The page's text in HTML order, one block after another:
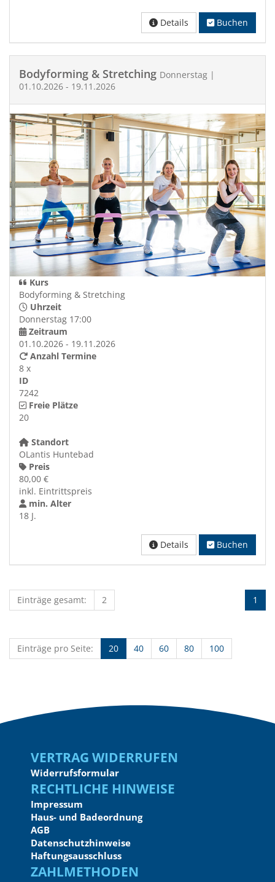
Details Buchen
Bodyforming & Stretching Donnerstag |
01.10.2026 - 19.11.2026
Kurs
Bodyforming & Stretching
Uhrzeit
Donnerstag 17:00
Zeitraum
01.10.2026 - 19.11.2026
Anzahl Termine
8 x
ID
7242
Freie Plätze
20
Standort
OLantis Huntebad
Preis
80,00 €
inkl. Eintrittspreis
min. Alter
18 J.
Details Buchen
1
Einträge gesamt: 2
Einträge pro Seite: 20 40 60 80 100
Vertrag widerrufen
Widerrufsformular
Rechtliche Hinweise
Impressum
Haus- und Badeordnung
AGB
Datenschutzhinweise
Haftungsausschluss
Zahlmethoden